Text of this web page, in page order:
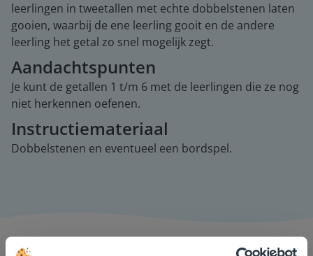
leerlingen in tweetallen met echte dobbelstenen laten
gooien, waarbij de ene leerling gooit en de andere
leerling het getal zo snel mogelijk zegt.
Aandachtspunten
Je kunt de getallen 1 t/m 6 met de leerlingen die ze nog
niet herkennen oefenen.
Instructiemateriaal
Dobbelstenen en eventueel een bordspel.